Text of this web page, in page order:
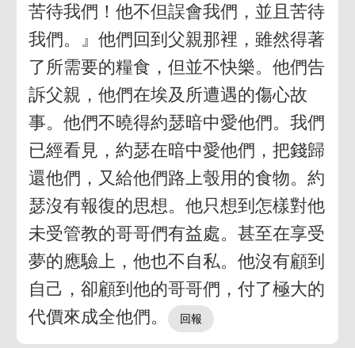
苦待我們！他不但誤會我們，並且苦待
我們。』他們回到父親那裡，雖然得著
了所需要的糧食，但並不快樂。他們告
訴父親，他們在埃及所遭遇的傷心故
事。他們不曉得約瑟暗中愛他們。我們
已經看見，約瑟在暗中愛他們，把錢歸
還他們，又給他們路上彀用的食物。約
瑟沒有報復的思想。他只想到怎樣對他
未受管教的哥哥們有益處。甚至在享受
夢的應驗上，他也不自私。他沒有顧到
自己，卻顧到他的哥哥們，付了極大的
代價來成全他們。